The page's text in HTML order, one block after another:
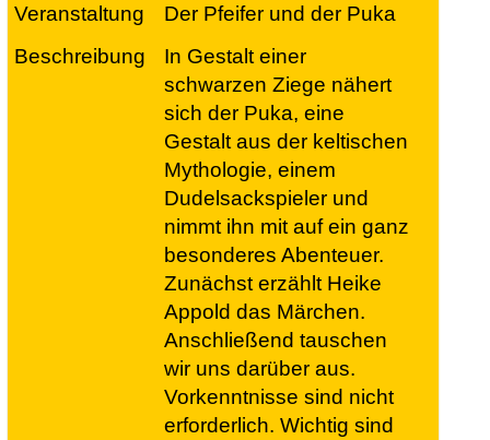
Der Pfeifer und der Puka
In Gestalt einer
schwarzen Ziege nähert
sich der Puka, eine
Gestalt aus der keltischen
Mythologie, einem
Dudelsackspieler und
nimmt ihn mit auf ein ganz
besonderes Abenteuer.
Zunächst erzählt Heike
Appold das Märchen.
Anschließend tauschen
wir uns darüber aus.
Vorkenntnisse sind nicht
erforderlich. Wichtig sind